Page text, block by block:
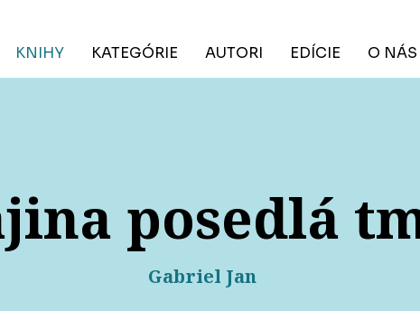
KNIHY KATEGÓRIE AUTORI EDÍCIE O NÁS
posedlá
Gabriel Jan